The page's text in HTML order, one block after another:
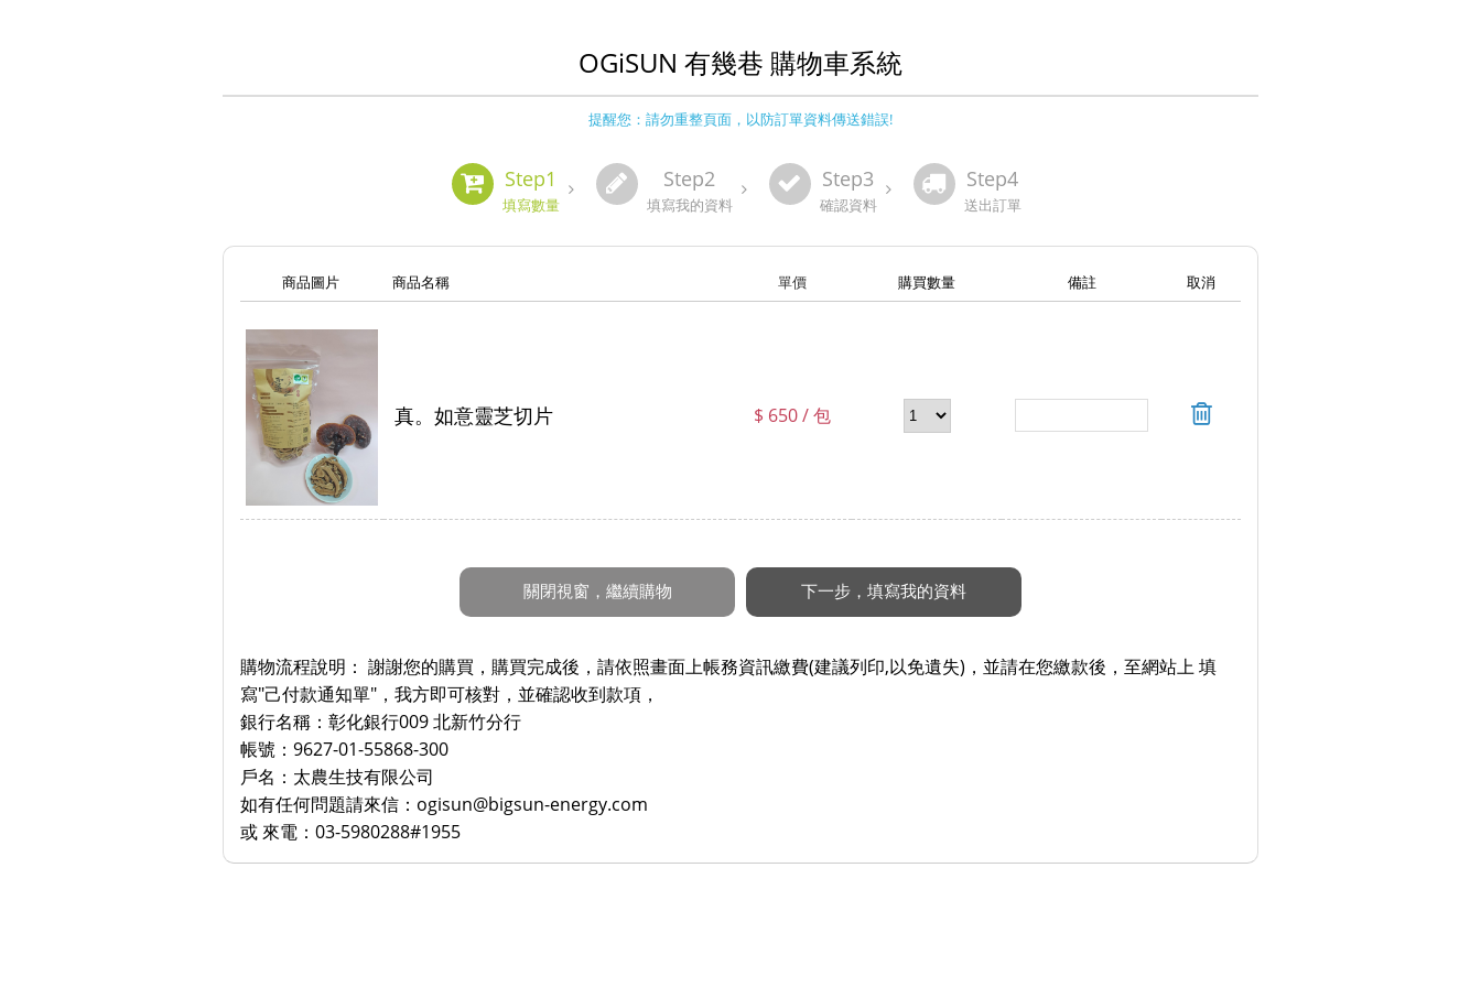
OGiSUN 有幾巷 購物車系統
提醒您：請勿重整頁面，以防訂單資料傳送錯誤!
Step1
填寫數量
Step2
填寫我的資料
Step3
確認資料
Step4
送出訂單
商品圖片 商品名稱 單價 購買數量 備註 取消
真。如意靈芝切片 $ 650/ 包
購物流程說明： 謝謝您的購買，購買完成後，請依照畫面上帳務資訊繳費(建議列印,以免遺失)，並請在您繳款後，至網站上 填
寫"己付款通知單"，我方即可核對，並確認收到款項，
銀行名稱：彰化銀行009 北新竹分行
帳號：9627-01-55868-300
戶名：太農生技有限公司
如有任何問題請來信：ogisun@bigsun-energy.com
或 來電：03-5980288#1955